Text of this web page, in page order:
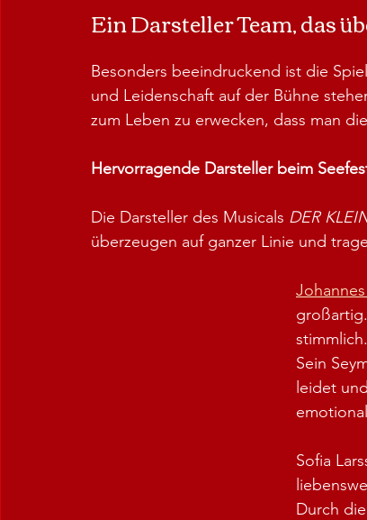
Ein Darsteller Team, das
Besonders beeindruckend ist die
und Leidenschaft auf der Bühne
zum Leben zu erwecken, dass man
Hervorragende Darsteller beim
Die Darsteller des Musicals DER
überzeugen auf ganzer Linie und
stimmlich.
Sein
leidet
Sofia
Durch